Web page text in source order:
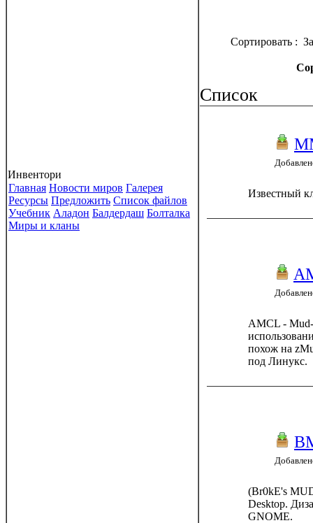
Инвентори
Главная Новости миров Галерея
Ресурсы Предложить Список файлов
Учебник Аладон Балдердаш Болталка
Миры и кланы
Сортировать :
Список
Известный
AMCL -
похож на
под Линукс.
(Br0kE's
Desktop.
GNOME.